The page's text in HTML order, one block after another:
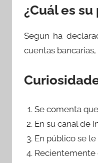
¿Cuál es
Segun ha
cuentas
Se comenta
En su canal de
En público se
Recientemente